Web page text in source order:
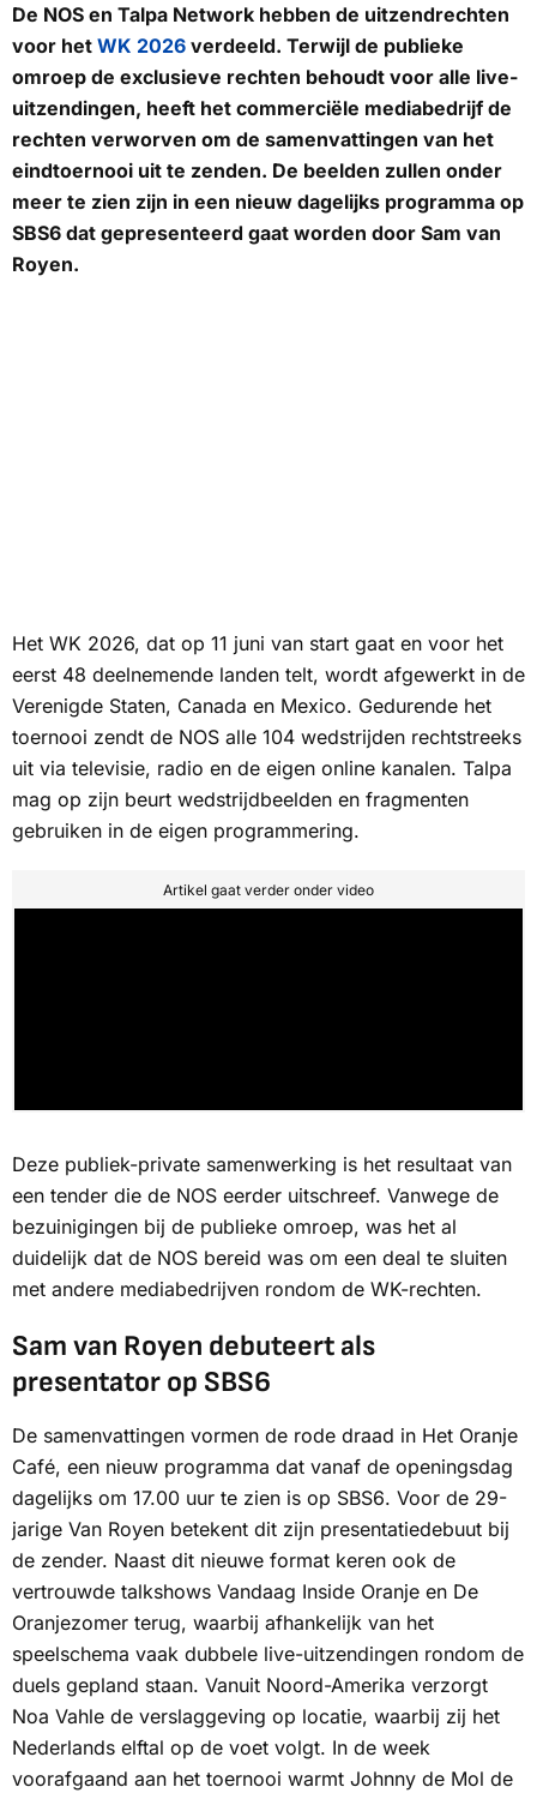
De NOS en Talpa Network hebben de uitzendrechten
voor het WK 2026 verdeeld. Terwijl de publieke
omroep de exclusieve rechten behoudt voor alle live-
uitzendingen, heeft het commerciële mediabedrijf de
rechten verworven om de samenvattingen van het
eindtoernooi uit te zenden. De beelden zullen onder
meer te zien zijn in een nieuw dagelijks programma op
SBS6 dat gepresenteerd gaat worden door Sam van
Royen.
Het WK 2026, dat op 11 juni van start gaat en voor het
eerst 48 deelnemende landen telt, wordt afgewerkt in de
Verenigde Staten, Canada en Mexico. Gedurende het
toernooi zendt de NOS alle 104 wedstrijden rechtstreeks
uit via televisie, radio en de eigen online kanalen. Talpa
mag op zijn beurt wedstrijdbeelden en fragmenten
gebruiken in de eigen programmering.
Artikel gaat verder onder video
Deze publiek-private samenwerking is het resultaat van
een tender die de NOS eerder uitschreef. Vanwege de
bezuinigingen bij de publieke omroep, was het al
duidelijk dat de NOS bereid was om een deal te sluiten
met andere mediabedrijven rondom de WK-rechten.
Sam van Royen debuteert als
presentator op SBS6
De samenvattingen vormen de rode draad in Het Oranje
Café, een nieuw programma dat vanaf de openingsdag
dagelijks om 17.00 uur te zien is op SBS6. Voor de 29-
jarige Van Royen betekent dit zijn presentatiedebuut bij
de zender. Naast dit nieuwe format keren ook de
vertrouwde talkshows Vandaag Inside Oranje en De
Oranjezomer terug, waarbij afhankelijk van het
speelschema vaak dubbele live-uitzendingen rondom de
duels gepland staan. Vanuit Noord-Amerika verzorgt
Noa Vahle de verslaggeving op locatie, waarbij zij het
Nederlands elftal op de voet volgt. In de week
voorafgaand aan het toernooi warmt Johnny de Mol de